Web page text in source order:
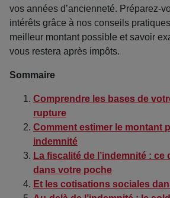
vos années d’ancienneté. Préparez-
intérêts grâce à nos conseils
meilleur montant possible et savoir
vous restera après impôts.
Sommaire
Comprendre les bases de
rupture
Comment estimer le montant
indemnité
La fiscalité de l’indemnité :
dans votre poche
Et les cotisations sociales